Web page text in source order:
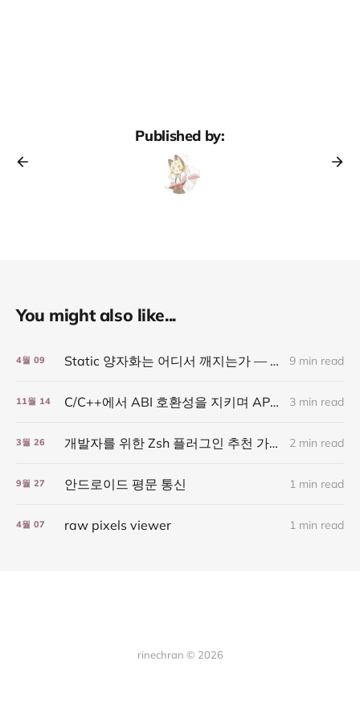
Published by:
You might also like...
4월 09 Static 양자화는 어디서 깨지는가 — 레이어별로 추적하는 법 9 min read
11월 14 C/C++에서 ABI 호환성을 지키며 API 설계하기 3 min read
3월 26 개발자를 위한 Zsh 플러그인 추천 가이드 2 min read
9월 27 안드로이드 평문 통신 1 min read
4월 07 raw pixels viewer 1 min read
rinechran © 2026